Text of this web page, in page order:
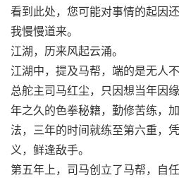
看到此处，您可能对事情的起因
我慢慢道来。
江湖，历来风起云涌。
江湖中，提及马帮，端的是无人不
总舵主司马红尘，只因想当年因
年之久的色拳秘籍，勤修苦练，
法，三年的时间就练至第六重，
义，鲜逢敌手。
第五年上，司马创立了马帮，自